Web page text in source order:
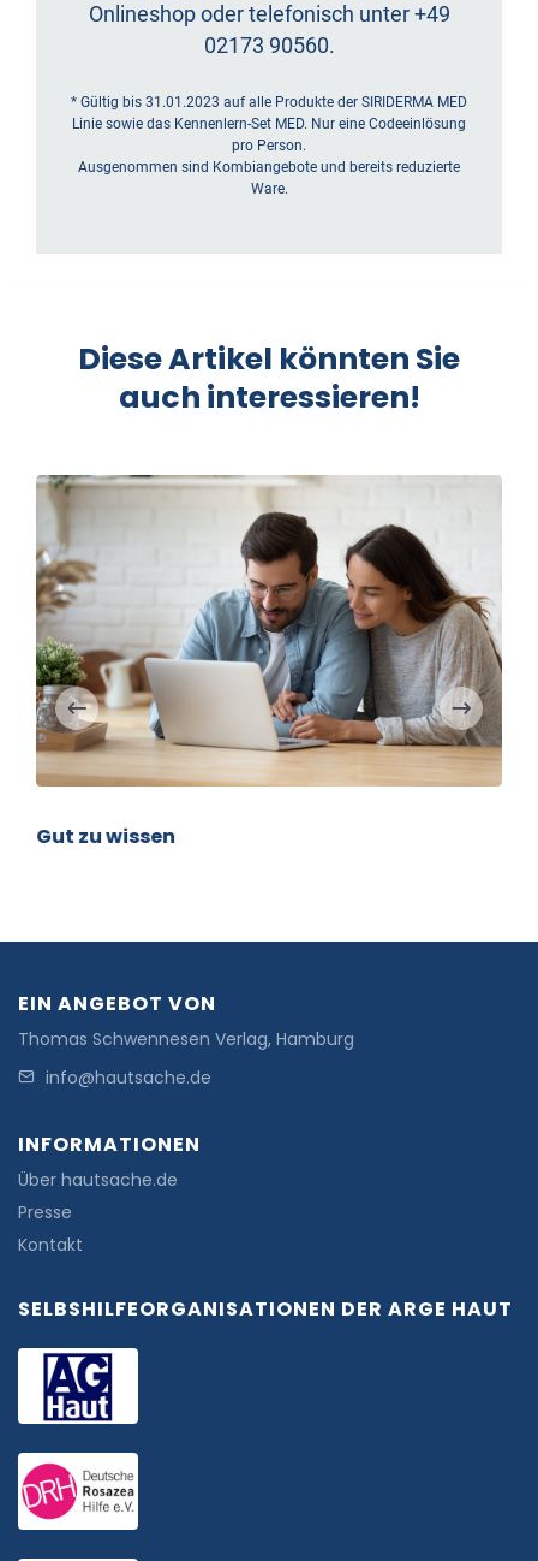
Onlineshop oder telefonisch unter +49
02173 90560.
* Gültig bis 31.01.2023 auf alle Produkte der SIRIDERMA MED
Linie sowie das Kennenlern-Set MED. Nur eine Codeeinlösung
pro Person.
Ausgenommen sind Kombiangebote und bereits reduzierte
Ware.
Diese Artikel könnten Sie
auch interessieren!
Gut zu wissen
EIN ANGEBOT VON
Thomas Schwennesen Verlag, Hamburg
info@hautsache.de
INFORMATIONEN
Über hautsache.de
Presse
Kontakt
SELBSHILFEORGANISATIONEN DER ARGE HAUT